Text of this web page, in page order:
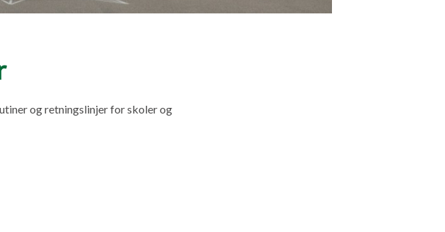
og retningslinjer for skoler og